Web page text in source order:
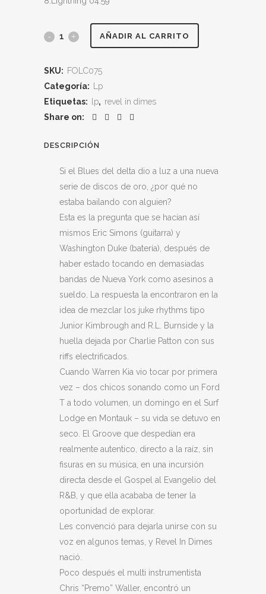
Revel
quantity
AÑADIR AL CARRITO
SKU: FOLC075
Categoría:
Lp
Etiquetas:
lp, revel in dimes
Share on:
DESCRIPCIÓN
Si el Blues del delta dio a luz a una nueva
serie de discos de oro, ¿por qué no
estaba bailando con alguien?
Esta es la pregunta que se hacían así
mismos Eric Simons (guitarra) y
Washington Duke (batería), después de
haber estado tocando en demasiadas
bandas de Nueva York como asesinos a
sueldo. La respuesta la encontraron en la
idea de mezclar los juke rhythms tipo
Junior Kimbrough and R.L. Burnside y la
huella dejada por Charlie Patton con sus
riffs electrificados.
Cuando Warren Kia vio tocar por primera
vez – dos chicos sonando como un Ford
T a todo volumen, un domingo en el Surf
Lodge en Montauk – su vida se detuvo en
seco. El Groove que despedían era
realmente autentico, directo a la raíz, sin
fisuras en su música, en una incursión
directa desde el Gospel al Evangelio del
R&B, y que ella acababa de tener la
oportunidad de explorar.
Les convenció para dejarla unirse con su
voz en algunos temas, y Revel In Dimes
nació.
Poco después el multi instrumentista
Chris “Premo” Waller, encontró un